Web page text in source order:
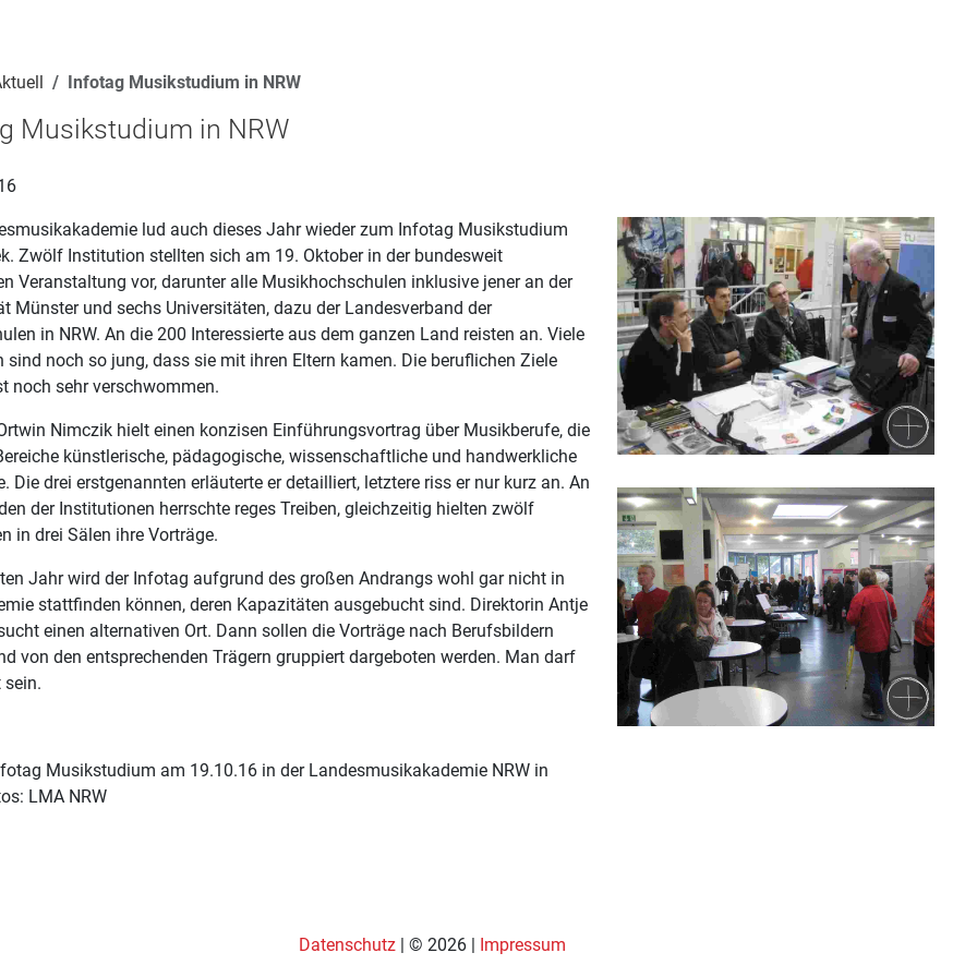
Infotag Musikstudium in NRW
Musikstudium in NRW
lud auch dieses Jahr wieder zum Infotag Musikstudium
Zwölf Institution stellten sich am 19. Oktober in der bundesweit
Veranstaltung vor, darunter alle Musikhochschulen inklusive jener an der
Münster und sechs Universitäten, dazu der Landesverband der
in NRW. An die 200 Interessierte aus dem ganzen Land reisten an. Viele
sind noch so jung, dass sie mit ihren Eltern kamen. Die beruflichen Ziele
noch sehr verschwommen.
Nimczik hielt einen konzisen Einführungsvortrag über Musikberufe, die
künstlerische, pädagogische, wissenschaftliche und handwerkliche
Die drei erstgenannten erläuterte er detailliert, letztere riss er nur kurz an. An
der Institutionen herrschte reges Treiben, gleichzeitig hielten zwölf
in drei Sälen ihre Vorträge.
Jahr wird der Infotag aufgrund des großen Andrangs wohl gar nicht in
stattfinden können, deren Kapazitäten ausgebucht sind. Direktorin Antje
einen alternativen Ort. Dann sollen die Vorträge nach Berufsbildern
von den entsprechenden Trägern gruppiert dargeboten werden. Man darf
sein.
Musikstudium am 19.10.16 in der Landesmusikakademie NRW in
LMA NRW
Datenschutz | © 2026 | Impressum